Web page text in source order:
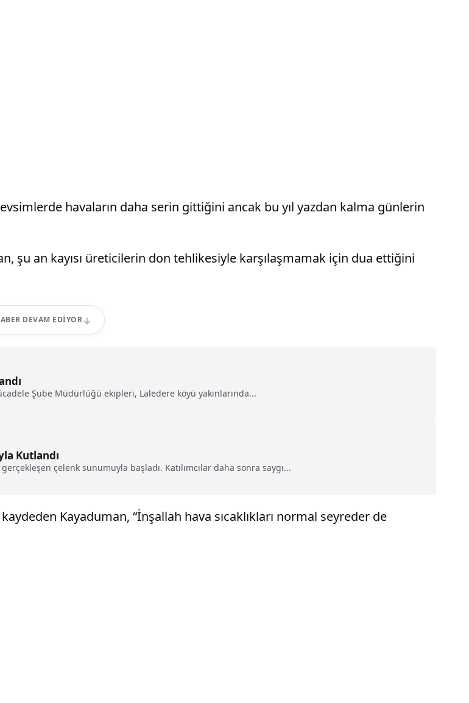
havaların daha serin gittiğini ancak bu yıl yazdan kalma günlerin
şu an kayısı üreticilerin don tehlikesiyle karşılaşmamak için dua ettiğini
DEVAM EDIYOR
Şube Müdürlüğü ekipleri, Laledere köyü yakınlarında...
Kutlandı
çelenk sunumuyla başladı. Katılımcılar daha sonra saygı...
Kayaduman, “İnşallah hava sıcaklıkları normal seyreder de